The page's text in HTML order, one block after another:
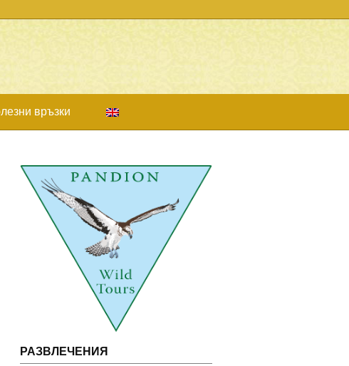
връзки
РАЗВЛЕЧЕНИЯ